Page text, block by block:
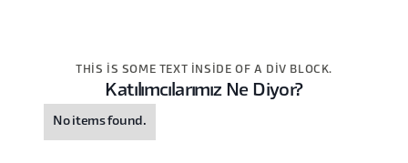
THIS IS SOME TEXT INSIDE OF A DIV BLOCK.
Katılımcılarımız Ne Diyor?
No items found.